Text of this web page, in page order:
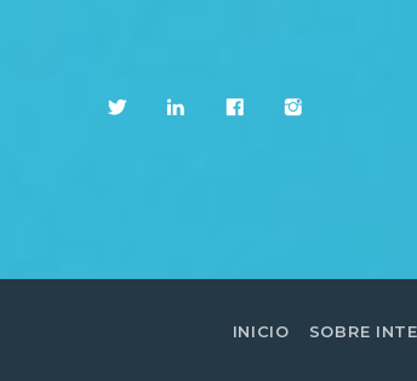
INICIO SOBRE